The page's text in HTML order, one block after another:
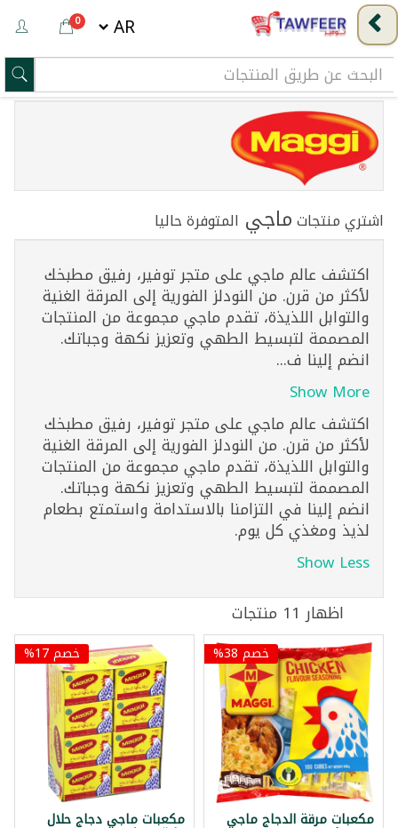
0
اشتري منتجاتماجي المتوفرة حاليا
اكتشف عالم ماجي على متجر توفير، رفيق مطبخك
لأكثر من قرن. من النودلز الفورية إلى المرقة الغنية
والتوابل اللذيذة، تقدم ماجي مجموعة من المنتجات
المصممة لتبسيط الطهي وتعزيز نكهة وجباتك.
انضم إلينا ف...
Show More
اكتشف عالم ماجي على متجر توفير، رفيق مطبخك
لأكثر من قرن. من النودلز الفورية إلى المرقة الغنية
والتوابل اللذيذة، تقدم ماجي مجموعة من المنتجات
المصممة لتبسيط الطهي وتعزيز نكهة وجباتك.
انضم إلينا في التزامنا بالاستدامة واستمتع بطعام
لذيذ ومغذي كل يوم.
Show Less
اظهار 11 منتجات
خصم 38%
مكعبات مرقة الدجاج ماجي
خصم 17%
مكعبات ماجي دجاج حلال